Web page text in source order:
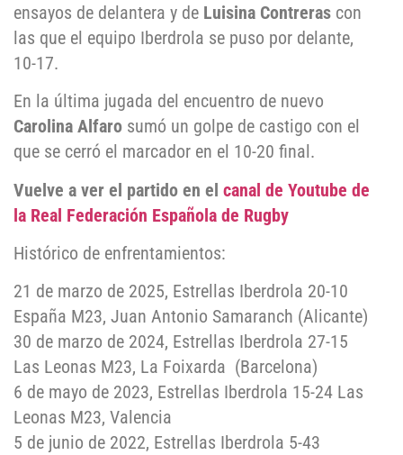
ensayos de delantera y de Luisina Contreras con
las que el equipo Iberdrola se puso por delante,
10-17.
En la última jugada del encuentro de nuevo
Carolina Alfaro sumó un golpe de castigo con el
que se cerró el marcador en el 10-20 final.
Vuelve a ver el partido en el canal de Youtube de
la Real Federación Española de Rugby
Histórico de enfrentamientos:
21 de marzo de 2025, Estrellas Iberdrola 20-10
España M23, Juan Antonio Samaranch (Alicante)
30 de marzo de 2024, Estrellas Iberdrola 27-15
Las Leonas M23, La Foixarda (Barcelona)
6 de mayo de 2023, Estrellas Iberdrola 15-24 Las
Leonas M23, Valencia
5 de junio de 2022, Estrellas Iberdrola 5-43